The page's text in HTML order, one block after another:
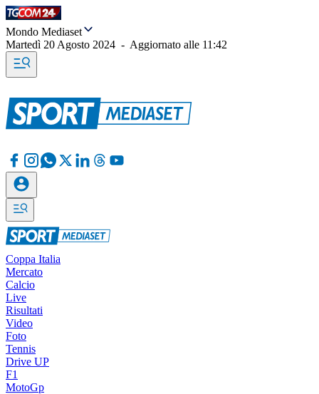
Mondo Mediaset
Martedì 20 Agosto 2024 - Aggiornato alle 11:42
Coppa Italia
Mercato
Calcio
Live
Risultati
Video
Foto
Tennis
Drive UP
F1
MotoGp